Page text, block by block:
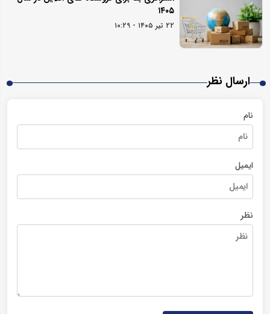
۱۴۰۵
۲۲ تیر ۱۴۰۵ - ۱۰:۲۹
ارسال نظر
نام
ایمیل
نظر